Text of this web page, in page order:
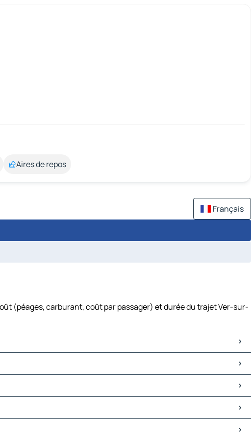
Aires de repos
Français
(péages, carburant, coût par passager) et durée du trajet Ver-sur-